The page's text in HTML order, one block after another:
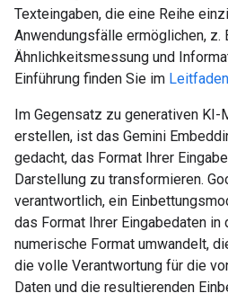
Texteingaben, die eine Reihe
Anwendungsfälle ermöglichen, z.
Ähnlichkeitsmessung und
Einführung finden Sie im
Im Gegensatz zu generativen KI-
erstellen, ist das Gemini
gedacht, das Format Ihrer
Darstellung zu transformieren.
verantwortlich, ein
das Format Ihrer Eingabedaten
numerische Format umwandelt,
die volle Verantwortung für die
Daten und die resultierenden